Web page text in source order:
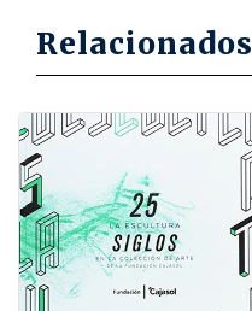
Relacionados